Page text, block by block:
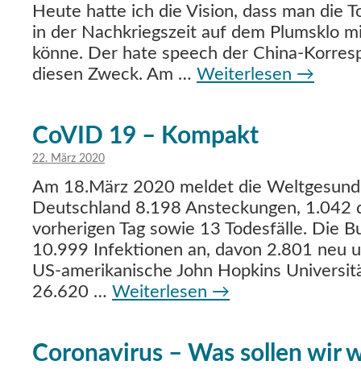
Heute hatte ich die Vision, dass man die
in der Nachkriegszeit auf dem Plumsklo
könne. Der hate speech der China-
diesen Zweck. Am … Weiterlesen →
CoVID 19 – Kompakt
22. März 2020
Am 18.März 2020 meldet die
Deutschland 8.198 Ansteckungen, 1.042
vorherigen Tag sowie 13 Todesfälle. Die
10.999 Infektionen an, davon 2.801 neu
US-amerikanische John Hopkins
26.620 … Weiterlesen →
Coronavirus – Was sollen wir